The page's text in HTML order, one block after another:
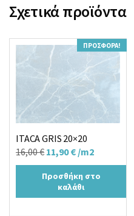
Σχετικά προϊόντα
ΠΡΟΣΦΟΡΆ!
ITACA GRIS 20×20
16,00€ Original
price
was:
16,00 €.
11,90€Η
τρέχουσα
τιμή
είναι:
/m2
Προσθήκη στο
καλάθι